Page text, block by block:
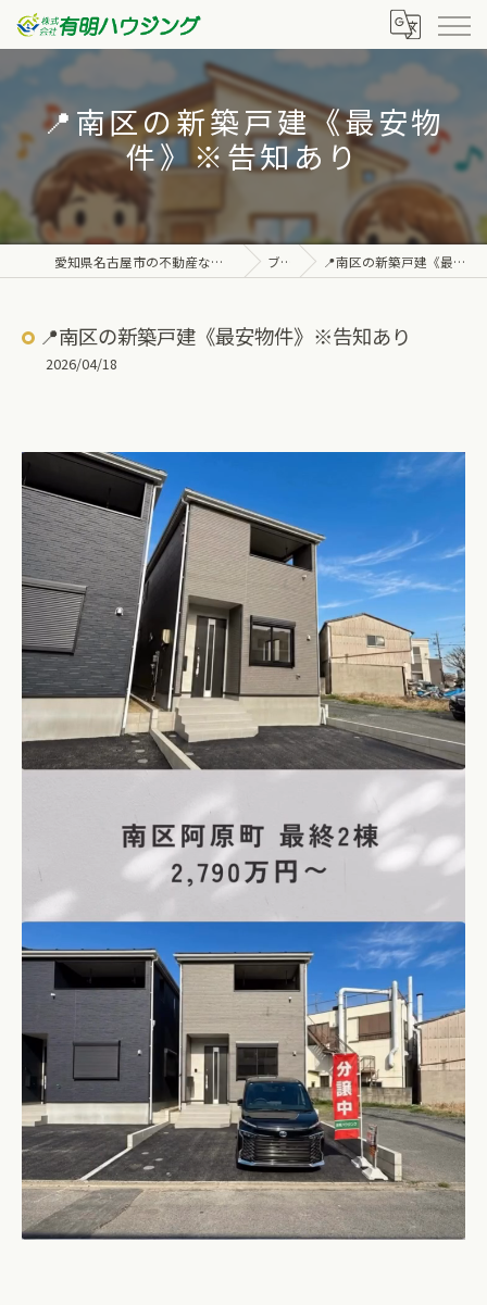
📍南区の新築戸建《最安物
件》※告知あり
愛知県名古屋市の不動産なら株式会社有明ハウジング ブログ 📍南区の新築戸建《最安物件》※告知あり
📍南区の新築戸建《最安物件》※告知あり
2026/04/18